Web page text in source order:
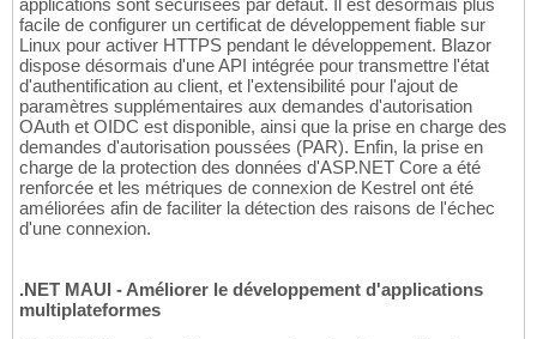
applications sont sécurisées par défaut. Il est désormais plus
facile de configurer un certificat de développement fiable sur
Linux pour activer HTTPS pendant le développement. Blazor
dispose désormais d'une API intégrée pour transmettre l'état
d'authentification au client, et l'extensibilité pour l'ajout de
paramètres supplémentaires aux demandes d'autorisation
OAuth et OIDC est disponible, ainsi que la prise en charge des
demandes d'autorisation poussées (PAR). Enfin, la prise en
charge de la protection des données d'ASP.NET Core a été
renforcée et les métriques de connexion de Kestrel ont été
améliorées afin de faciliter la détection des raisons de l'échec
d'une connexion.
.NET MAUI - Améliorer le développement d'applications
multiplateformes